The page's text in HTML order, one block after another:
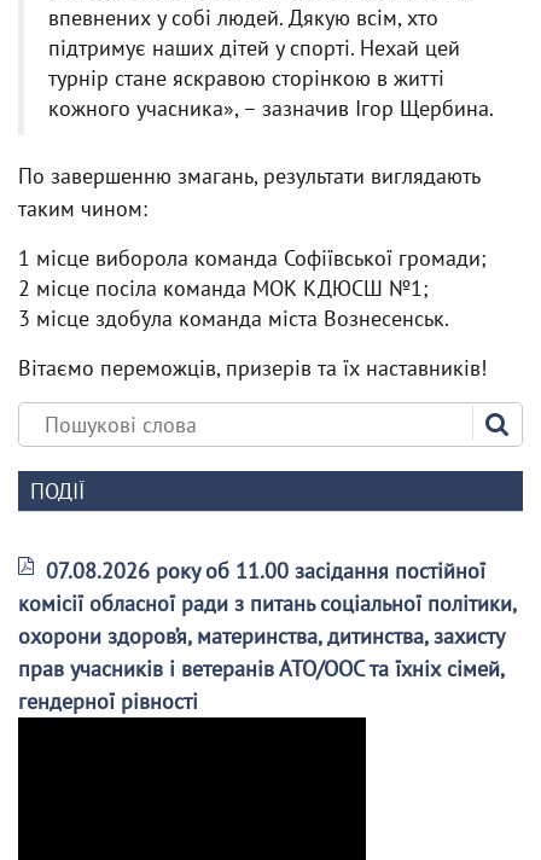
впевнених у собі людей. Дякую всім, хто
підтримує наших дітей у спорті. Нехай цей
турнір стане яскравою сторінкою в житті
кожного учасника», – зазначив Ігор Щербина.
По завершенню змагань, результати виглядають
таким чином:
1 місце виборола команда Софіївської громади;
2 місце посіла команда МОК КДЮСШ №1;
3 місце здобула команда міста Вознесенськ.
Вітаємо переможців, призерів та їх наставників!
ПОДІЇ
07.08.2026 року об 11.00 засідання постійної
комісії обласної ради з питань соціальної політики,
охорони здоров’я, материнства, дитинства, захисту
прав учасників і ветеранів АТО/ООС та їхніх сімей,
гендерної рівності